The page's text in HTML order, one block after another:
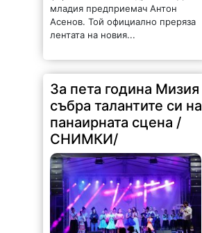
младия предприемач Антон
Асенов. Той официално преряза
лентата на новия...
За пета година Мизия
събра талантите си на
панаирната сцена /
СНИМКИ/